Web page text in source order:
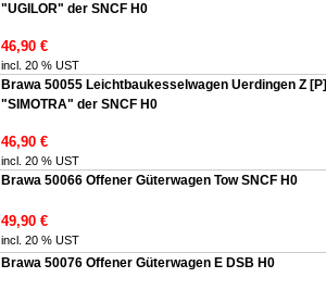
"UGILOR" der SNCF H0
46,90 €
incl. 20 % UST
Brawa 50055 Leichtbaukesselwagen Uerdingen Z [P]
"SIMOTRA" der SNCF H0
46,90 €
incl. 20 % UST
Brawa 50066 Offener Güterwagen Tow SNCF H0
49,90 €
incl. 20 % UST
Brawa 50076 Offener Güterwagen E DSB H0